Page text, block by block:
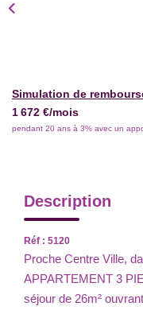
Simulation de
1 672 €/mois
pendant 20 ans à 3% avec un
Description
Réf : 5120
Proche Centre Ville,
APPARTEMENT 3
séjour de 26m²